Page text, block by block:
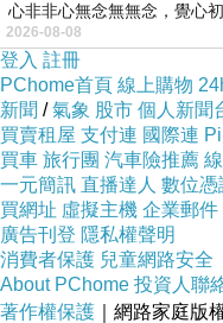
上一篇：-Aoi- (增)
下一篇：
昊宇兄！
心非非心無念無無念，覺心
2026-08-08
登入 註冊
PChome首頁 線上購物
新聞 /氣象 股市 個人新聞
買賣租屋 支付連 國際連
買車 旅行團 汽車險推薦
一元簡訊 直播達人 數位憑
買網址 虛擬主機 企業郵件
廣告刊登 隱私權聲明
消費者保護 兒童網路安全
About PChome 投資人聯
著作權保護 ｜網路家庭版